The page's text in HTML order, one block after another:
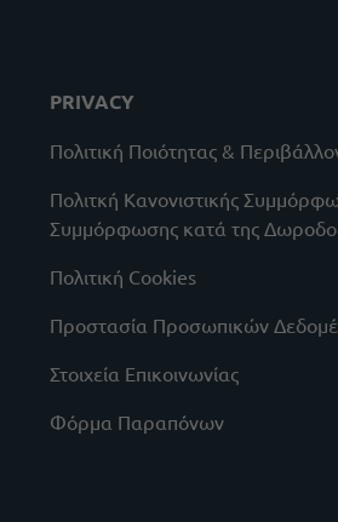
PRIVACY
Πολιτική Ποιότητας &
Πολιτκή Κανονιστικής
Συμμόρφωσης κατά της
Πολιτική Cookies
Προστασία Προσωπικών
Στοιχεία Επικοινωνίας
Φόρμα Παραπόνων